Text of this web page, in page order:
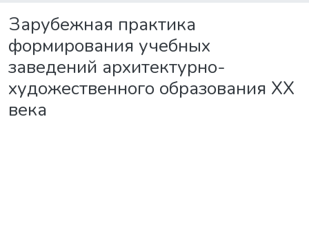
Зарубежная практика
формирования учебных
заведений архитектурно-
художественного образования ХХ
века